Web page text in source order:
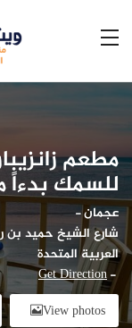
مطعم
للسمك بدءاً من 50
عجمان-
العربية المتحدة
-
Get Direction
View photos